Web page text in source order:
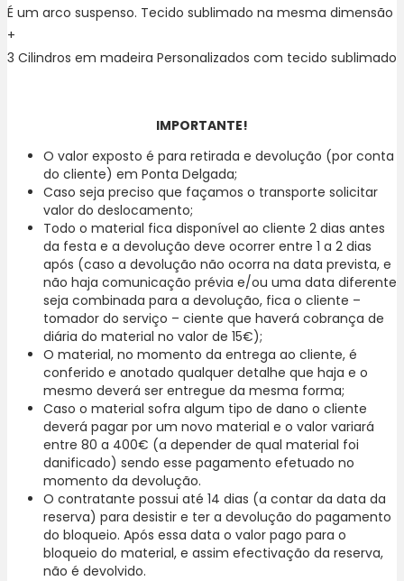
É um arco suspenso. Tecido sublimado na mesma dimensão
+
3 Cilindros em madeira Personalizados com tecido sublimado
IMPORTANTE!
O valor exposto é para retirada e devolução (por conta
do cliente) em Ponta Delgada;
Caso seja preciso que façamos o transporte solicitar
valor do deslocamento;
Todo o material fica disponível ao cliente 2 dias antes
da festa e a devolução deve ocorrer entre 1 a 2 dias
após (caso a devolução não ocorra na data prevista, e
não haja comunicação prévia e/ou uma data diferente
seja combinada para a devolução, fica o cliente –
tomador do serviço – ciente que haverá cobrança de
diária do material no valor de 15€);
O material, no momento da entrega ao cliente, é
conferido e anotado qualquer detalhe que haja e o
mesmo deverá ser entregue da mesma forma;
Caso o material sofra algum tipo de dano o cliente
deverá pagar por um novo material e o valor variará
entre 80 a 400€ (a depender de qual material foi
danificado) sendo esse pagamento efetuado no
momento da devolução.
O contratante possui até 14 dias (a contar da data da
reserva) para desistir e ter a devolução do pagamento
do bloqueio. Após essa data o valor pago para o
bloqueio do material, e assim efectivação da reserva,
não é devolvido.